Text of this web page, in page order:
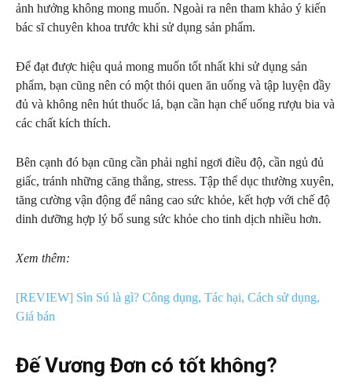
ảnh hưởng không mong muốn. Ngoài ra nên tham khảo ý kiến
bác sĩ chuyên khoa trước khi sử dụng sản phẩm.
Để đạt được hiệu quả mong muốn tốt nhất khi sử dụng sản
phẩm, bạn cũng nên có một thói quen ăn uống và tập luyện đầy
đủ và không nên hút thuốc lá, bạn cần hạn chế uống rượu bia và
các chất kích thích.
Bên cạnh đó bạn cũng cần phải nghỉ ngơi điều độ, cần ngủ đủ
giấc, tránh những căng thẳng, stress. Tập thể dục thường xuyên,
tăng cường vận động để nâng cao sức khỏe, kết hợp với chế độ
dinh dưỡng hợp lý bổ sung sức khỏe cho tinh dịch nhiều hơn.
Xem thêm:
[REVIEW] Sìn Sú là gì? Công dụng, Tác hại, Cách sử dụng,
Giá bán
Đế Vương Đơn có tốt không?